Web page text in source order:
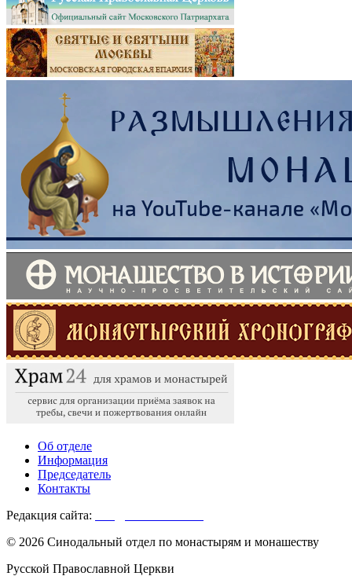
Об отделе
Информация
Председатель
Контакты
Редакция сайта:
© 2026 Синодальный отдел по монастырям и монашеству
Русской Православной Церкви